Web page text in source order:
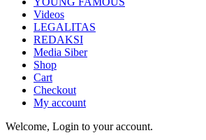
Videos
LEGALITAS
REDAKSI
Media Siber
Shop
Cart
Checkout
My account
Welcome, Login to your account.